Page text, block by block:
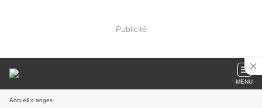
Publicité
MENU
Accueil » anges